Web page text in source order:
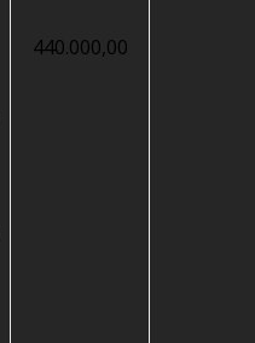
440.000,00